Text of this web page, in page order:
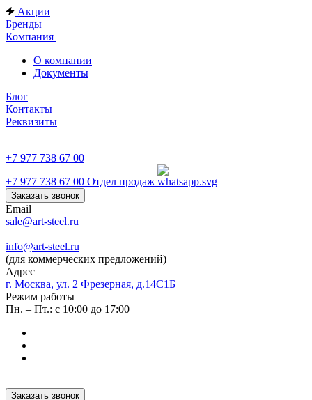
Акции
Бренды
Компания
О компании
Документы
Блог
Контакты
Реквизиты
+7 977 738 67 00
+7 977 738 67 00 Отдел продаж
Заказать звонок
Email
sale@art-steel.ru
info@art-steel.ru
(для коммерческих предложений)
Адрес
г. Москва, ул. 2 Фрезерная, д.14С1Б
Режим работы
Пн. – Пт.: с 10:00 до 17:00
Заказать звонок